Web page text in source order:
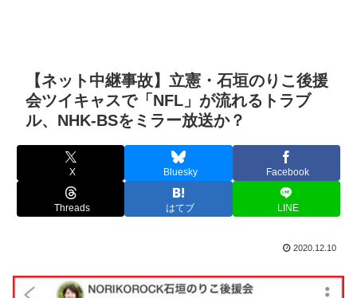
【ネット中継事故】立憲・石垣のりこ後援
会ツイキャスで「NFL」が流れるトラブ
ル、NHK-BSをミラー放送か？
X Bluesky Facebook
Threads はてブ LINE
2020.12.10